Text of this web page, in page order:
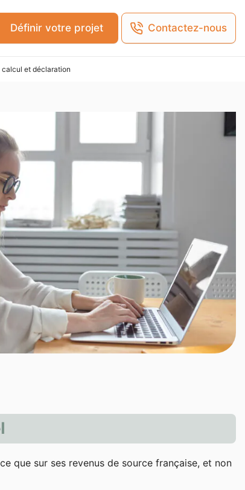
Définir votre projet Contactez-nous
calcul et déclaration
que sur ses revenus de source française, et non